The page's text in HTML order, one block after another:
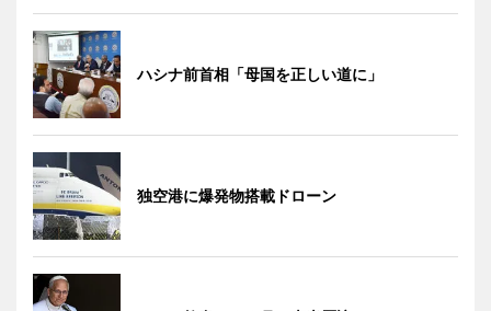
ハシナ前首相「母国を正しい道に」
独空港に爆発物搭載ドローン